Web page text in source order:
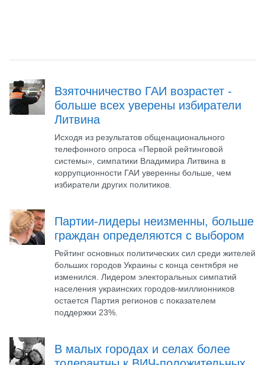
Взяточничество ГАИ возрастет -
больше всех уверены избиратели
Литвина
Исходя из результатов общенационального
телефонного опроса «Первой рейтинговой
системы», симпатики Владимира Литвина в
коррупционности ГАИ уверенны больше, чем
избиратели других политиков.
Партии-лидеры неизменны, больше
граждан определяются с выбором
Рейтинг основных политических сил среди жителей
больших городов Украины с конца сентября не
изменился. Лидером электоральных симпатий
населения украинских городов-миллионников
остается Партия регионов с показателем
поддержки 23%.
В малых городах и селах более